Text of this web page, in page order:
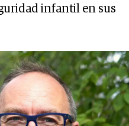
infantil en sus